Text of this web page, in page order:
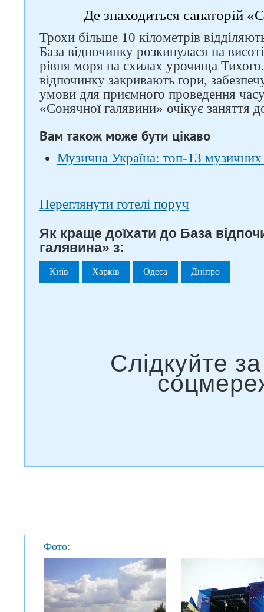
Де знаходиться санаторій
Трохи більше 10 кілометрів
База відпочинку розкинулася на
рівня моря на схилах урочища
відпочинку закривають гори,
умови для приємного проведення
«Сонячної галявини» очікує заняття
Вам також може бути цікаво
Музична Україна: топ-13 музичних
Переглянути готелі поруч
Як краще доїхати до База
галявина» з:
Київ Харків Одеса Дніпро
Фото: